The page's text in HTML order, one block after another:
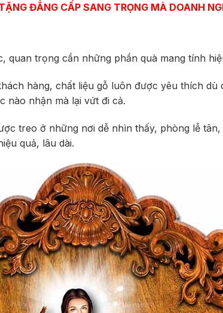
ĐẲNG CẤP SANG TRỌNG MÀ DOANH
trọng cần những phần quà mang tính
hàng, chất liệu gỗ luôn được yêu thích dù
nào nhận mà lại vứt đi cả.
treo ở những nơi dễ nhìn thấy, phòng lễ
quả, lâu dài.